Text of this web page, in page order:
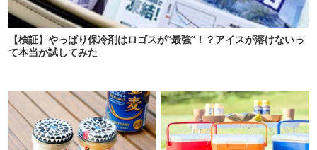
【検証】やっぱり保冷剤はロゴスが“最強”！？アイスが溶けないっ
て本当か試してみた